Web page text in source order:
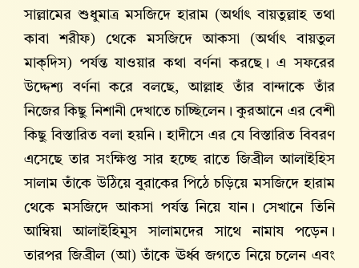
সাল্লামের শুধুমাত্র মসজিদে হারাম (অর্থাৎ বায়তুল্লাহ তথা
কাবা শরীফ) থেকে মসজিদে আকসা (অর্থাৎ বায়তুল
মাক্দিস) পর্যন্ত যাওয়ার কথা বর্ণনা করছে। এ সফরের
উদ্দেশ্য বর্ণনা করে বলছে, আল্লাহ তাঁর বান্দাকে তাঁর
নিজের কিছু নিশানী দেখাতে চাচ্ছিলেন। কুরআনে এর বেশী
কিছু বিস্তারিত বলা হয়নি। হাদীসে এর যে বিস্তারিত বিবরণ
এসেছে তার সংক্ষিপ্ত সার হচ্ছে রাতে জিব্রীল আলাইহিস
সালাম তাঁকে উঠিয়ে বুরাকের পিঠে চড়িয়ে মসজিদে হারাম
থেকে মসজিদে আকসা পর্যন্ত নিয়ে যান। সেখানে তিনি
আম্বিয়া আলাইহিমুস সালামদের সাথে নামায পড়েন।
তারপর জিব্রীল (আ) তাঁকে ঊর্ধ্ব জগতে নিয়ে চলেন এবং